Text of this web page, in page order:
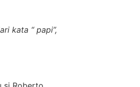
kata “ papi”,